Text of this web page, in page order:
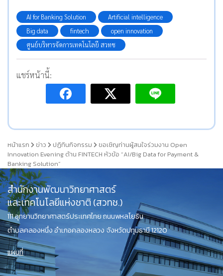
AI for Banking Solution
Artificial intelligence
Big data
fintech
open innovation
ศูนย์บริหารจัดการเทคโนโลยี สวทช
แชร์หน้านี้:
หน้าแรก ข่าว ปฏิทินกิจกรรม
ขอเชิญท่านผู้สนใจร่วมงาน Open
Innovation Evening ด้าน FINTECH หัวข้อ “AI/Big Data for Payment &
Banking Solution”
สำนักงานพัฒนาวิทยาศาสตร์
และเทคโนโลยีแห่งชาติ (สวทช.)
111 อุทยานวิทยาศาสตร์ประเทศไทย ถนนพหลโยธิน
ตำบลคลองหนึ่ง อำเภอคลองหลวง จังหวัดปทุมธานี 12120
แผนที่